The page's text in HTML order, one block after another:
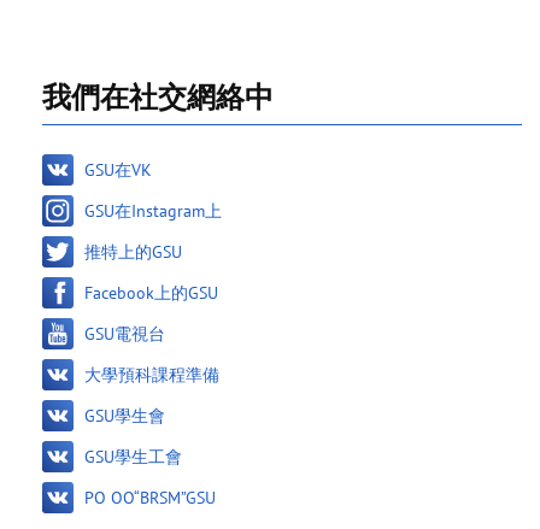
我們在社交網絡中
GSU在VK
GSU在Instagram上
推特上的GSU
Facebook上的GSU
GSU電視台
大學預科課程準備
GSU學生會
GSU學生工會
PO OO“BRSM”GSU